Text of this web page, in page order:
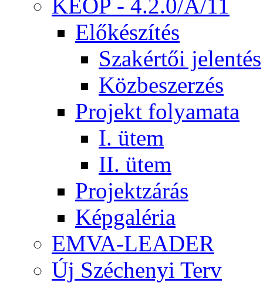
KEOP - 4.2.0/A/11
Előkészítés
Szakértői jelentés
Közbeszerzés
Projekt folyamata
I. ütem
II. ütem
Projektzárás
Képgaléria
EMVA-LEADER
Új Széchenyi Terv